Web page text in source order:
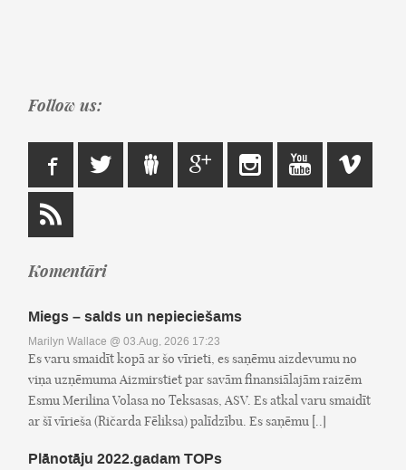
Follow us:
Komentāri
Miegs – salds un nepieciešams
Marilyn Wallace @ 03.Aug, 2026 17:23
Es varu smaidīt kopā ar šo vīrieti, es saņēmu aizdevumu no
viņa uzņēmuma Aizmirstiet par savām finansiālajām raizēm
Esmu Merilina Volasa no Teksasas, ASV. Es atkal varu smaidīt
ar šī vīrieša (Ričarda Fēliksa) palīdzību. Es saņēmu [..]
Plānotāju 2022.gadam TOPs